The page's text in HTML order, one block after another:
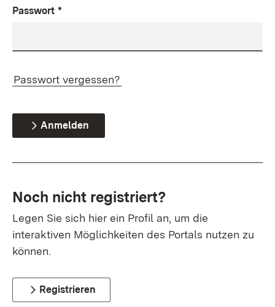
Passwort *
Passwort vergessen?
Anmelden
Noch nicht registriert?
Legen Sie sich hier ein Profil an, um die
interaktiven Möglichkeiten des Portals nutzen zu
können.
Registrieren